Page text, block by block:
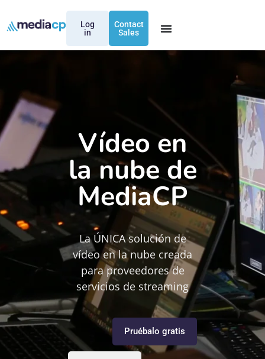
Log
in
Contact
Sales
Vídeo en
la nube de
MediaCP
La ÚNICA solución de
vídeo en la nube creada
para proveedores de
servicios de streaming
Pruébalo gratis